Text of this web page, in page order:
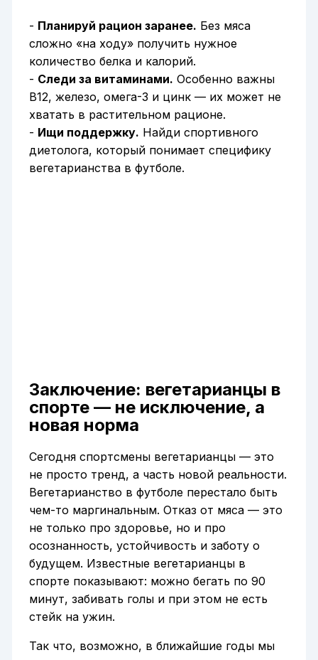
- Планируй рацион заранее. Без мяса
сложно «на ходу» получить нужное
количество белка и калорий.
- Следи за витаминами. Особенно важны
B12, железо, омега-3 и цинк — их может не
хватать в растительном рационе.
- Ищи поддержку. Найди спортивного
диетолога, который понимает специфику
вегетарианства в футболе.
Заключение: вегетарианцы в
спорте — не исключение, а
новая норма
Сегодня спортсмены вегетарианцы — это
не просто тренд, а часть новой реальности.
Вегетарианство в футболе перестало быть
чем-то маргинальным. Отказ от мяса — это
не только про здоровье, но и про
осознанность, устойчивость и заботу о
будущем. Известные вегетарианцы в
спорте показывают: можно бегать по 90
минут, забивать голы и при этом не есть
стейк на ужин.
Так что, возможно, в ближайшие годы мы